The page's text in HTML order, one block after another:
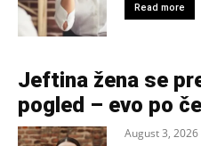
Read more
Jeftina žena se
pogled – evo po
August 3, 2026